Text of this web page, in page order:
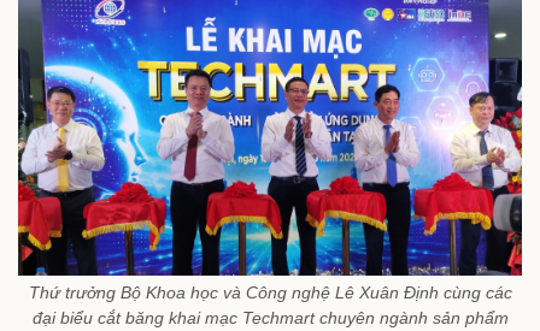
Thứ trưởng Bộ Khoa học và Công nghệ Lê Xuân Định cùng các
đại biểu cắt băng khai mạc Techmart chuyên ngành sản phẩm